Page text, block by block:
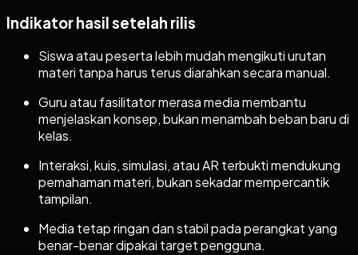
Indikator hasil setelah rilis
Siswa atau peserta lebih mudah mengikuti urutan
materi tanpa harus terus diarahkan secara manual.
Guru atau fasilitator merasa media membantu
menjelaskan konsep, bukan menambah beban baru di
kelas.
Interaksi, kuis, simulasi, atau AR terbukti mendukung
pemahaman materi, bukan sekadar mempercantik
tampilan.
Media tetap ringan dan stabil pada perangkat yang
benar-benar dipakai target pengguna.